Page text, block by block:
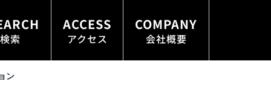
索
ACCESS
アクセス
COMPANY
会社概要
ン